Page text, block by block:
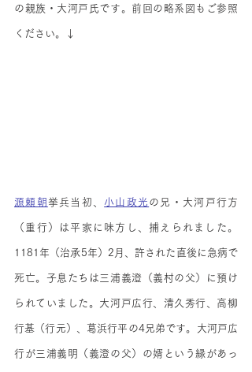
の親族・大河戸氏です。前回の略系図もご参照
ください。↓
源頼朝 挙兵当初、 小山政光 の兄・大河戸行方
（重行）は平家に味方し、捕えられました。
1181年（治承5年）2月、許された直後に急病で
死亡。子息たちは三浦義澄（義村の父）に預け
られていました。大河戸広行、清久秀行、高柳
行基（行元）、葛浜行平の4兄弟です。大河戸広
行が三浦義明（義澄の父）の婿という縁があっ